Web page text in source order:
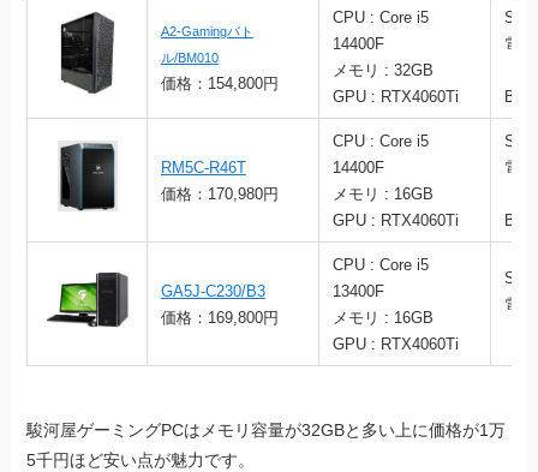
A2-Gamingバト
ル/BM010
価格：154,800円
CPU : Core i5
14400F
メモリ : 32GB
GPU : RTX4060Ti
電
RM5C-R46T
価格：170,980円
CPU : Core i5
14400F
メモリ : 16GB
GPU : RTX4060Ti
電
GA5J-C230/B3
価格：169,800円
CPU : Core i5
13400F
メモリ : 16GB
GPU : RTX4060Ti
電
駿河屋ゲーミングPCはメモリ容量が32GBと多い上に価格が1万
5千円ほど安い点が魅力です。